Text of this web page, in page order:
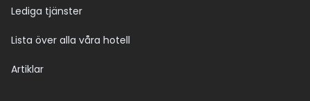
Lediga tjänster
Lista över alla våra hotell
Artiklar